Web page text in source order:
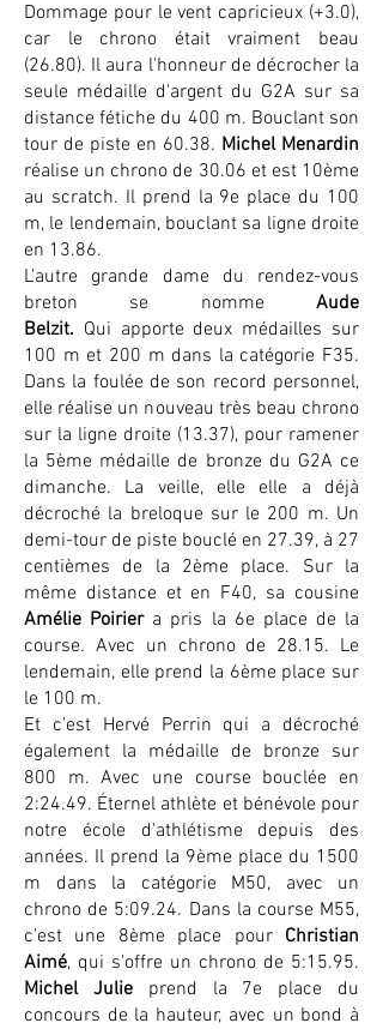
Dommage pour le vent capricieux (+3.0),
car le chrono était vraiment beau
(26.80). Il aura l'honneur de décrocher la
seule médaille d'argent du G2A sur sa
distance fétiche du 400 m. Bouclant son
tour de piste en 60.38. Michel Menardin
réalise un chrono de 30.06 et est 10ème
au scratch. Il prend la 9e place du 100
m, le lendemain, bouclant sa ligne droite
en 13.86.
L'autre grande dame du rendez-vous
breton se nomme Aude
Belzit. Qui apporte deux médailles sur
100 m et 200 m dans la catégorie F35.
Dans la foulée de son record personnel,
elle réalise un nouveau très beau chrono
sur la ligne droite (13.37), pour ramener
la 5ème médaille de bronze du G2A ce
dimanche. La veille, elle elle a déjà
décroché la breloque sur le 200 m. Un
demi-tour de piste bouclé en 27.39, à 27
centièmes de la 2ème place. Sur la
même distance et en F40, sa cousine
Amélie Poirier a pris la 6e place de la
course. Avec un chrono de 28.15. Le
lendemain, elle prend la 6ème place sur
le 100 m.
Et c'est Hervé Perrin qui a décroché
également la médaille de bronze sur
800 m. Avec une course bouclée en
2:24.49. Éternel athlète et bénévole pour
notre école d'athlétisme depuis des
années. Il prend la 9ème place du 1500
m dans la catégorie M50, avec un
chrono de 5:09.24. Dans la course M55,
c'est une 8ème place pour Christian
Aimé, qui s'offre un chrono de 5:15.95.
Michel Julieprend la 7e place du
concours de la hauteur, avec un bond à